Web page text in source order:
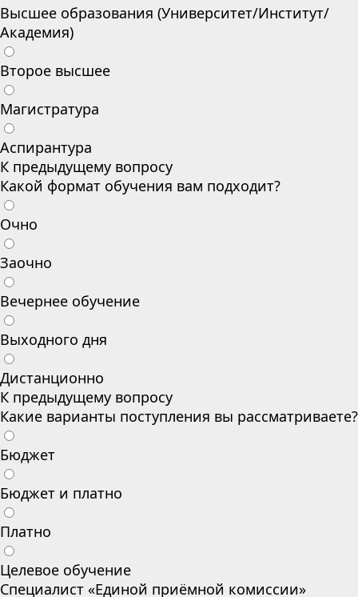
Высшее образования (Университет/Институт/
Академия)
Второе высшее
Магистратура
Аспирантура
К предыдущему вопросу
Какой формат обучения вам подходит?
Очно
Заочно
Вечернее обучение
Выходного дня
Дистанционно
К предыдущему вопросу
Какие варианты поступления вы рассматриваете?
Бюджет
Бюджет и платно
Платно
Целевое обучение
Специалист «Единой приёмной комиссии»